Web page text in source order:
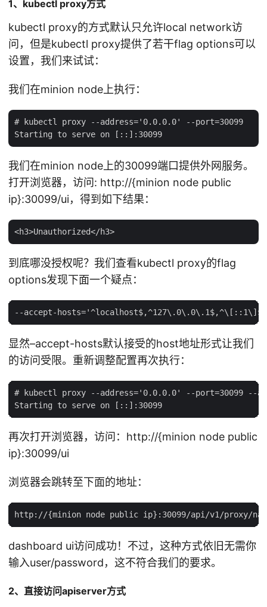
1、kubectl proxy方式
kubectl proxy的方式默认只允许local network访
问，但是kubectl proxy提供了若干flag options可以
设置，我们来试试：
我们在minion node上执行：
# kubectl proxy --address='0.0.0.0' --port=30099
我们在minion node上的30099端口提供外网服务。
打开浏览器，访问: http://{minion node public
ip}:30099/ui，得到如下结果：
到底哪没授权呢？我们查看kubectl proxy的flag
options发现下面一个疑点：
显然–accept-hosts默认接受的host地址形式让我们
的访问受限。重新调整配置再次执行：
# kubectl proxy --address='0.0.0.0' --port=30099 --
再次打开浏览器，访问：http://{minion node public
ip}:30099/ui
浏览器会跳转至下面的地址：
dashboard ui访问成功！不过，这种方式依旧无需你
输入user/password，这不符合我们的要求。
2、直接访问apiserver方式